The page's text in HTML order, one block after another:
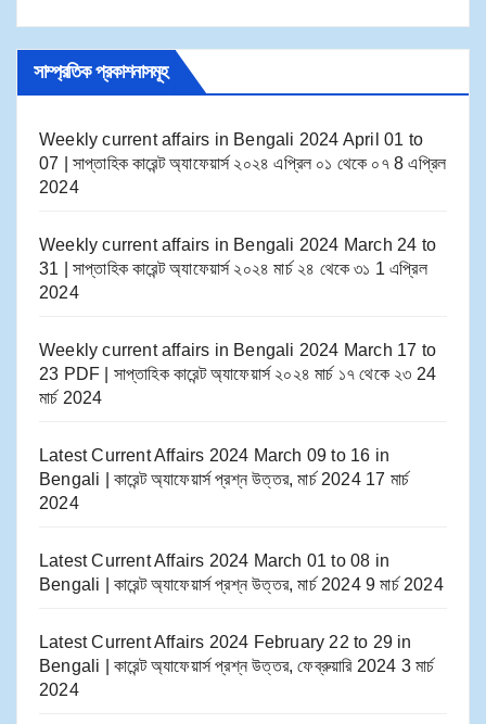
সাম্প্রতিক প্রকাশনাসমূহ
Weekly current affairs in Bengali 2024 April 01 to
07 | সাপ্তাহিক কারেন্ট অ্যাফেয়ার্স ২০২৪ এপ্রিল ০১ থেকে ০৭ 8 এপ্রিল
2024
Weekly current affairs in Bengali 2024 March 24 to
31 | সাপ্তাহিক কারেন্ট অ্যাফেয়ার্স ২০২৪ মার্চ ২৪ থেকে ৩১ 1 এপ্রিল
2024
Weekly current affairs in Bengali 2024 March 17 to
23 PDF | সাপ্তাহিক কারেন্ট অ্যাফেয়ার্স ২০২৪ মার্চ ১৭ থেকে ২৩ 24
মার্চ 2024
Latest Current Affairs 2024 March 09 to 16​ in
Bengali | কারেন্ট অ্যাফেয়ার্স প্রশ্ন উত্তর, মার্চ 2024 17 মার্চ
2024
Latest Current Affairs 2024 March 01 to 08​ in
Bengali | কারেন্ট অ্যাফেয়ার্স প্রশ্ন উত্তর, মার্চ 2024 9 মার্চ 2024
Latest Current Affairs 2024 February 22 to 29​ in
Bengali | কারেন্ট অ্যাফেয়ার্স প্রশ্ন উত্তর, ফেব্রুয়ারি 2024 3 মার্চ
2024